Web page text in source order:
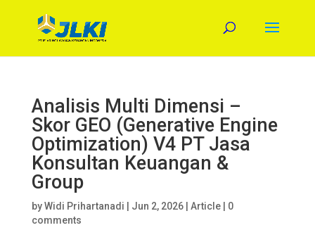
Analisis Multi Dimensi –
Skor GEO (Generative Engine
Optimization) V4 PT Jasa
Konsultan Keuangan &
Group
byWidi Prihartanadi Jun 2, 2026| Article| 0
comments